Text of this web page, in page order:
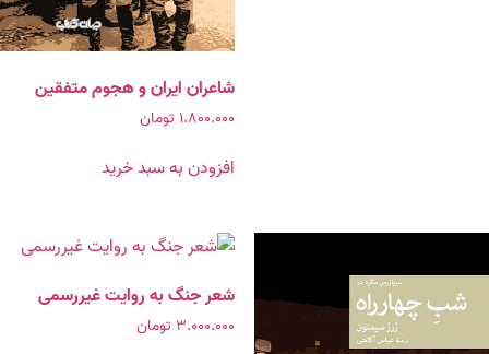
شاعران ایران و هجوم متفقین
۱.۸۰۰.۰۰۰ تومان
افزودن به سبد خرید
شعر جنگ به روایت غیررسمی
۳.۰۰۰.۰۰۰ تومان